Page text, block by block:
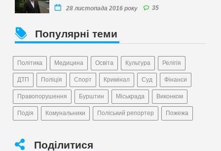
28 листопада 2016 року 35
Популярні теми
Політика Медицина Освіта Культура Релігія
ДТП Поліція Спорт Кримінал Суд Фінанси
Правопорушення Бурштин Міськрада Виконком
Подія Комунальники Поліський репортер Пожежа
Поділитися